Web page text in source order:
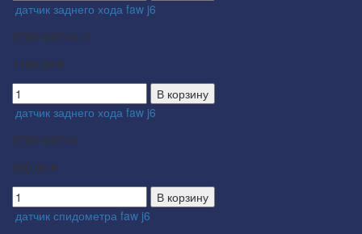
датчик заднего хода faw j6
372910071A-U
1100.00 ₽
В корзину
датчик заднего хода faw j6
372910071A
550.00 ₽
В корзину
датчик спидометра faw j6